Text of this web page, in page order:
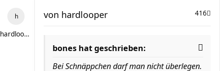
hardlooper
416
von hardlooper
bones hat geschrieben:
Bei Schnäppchen darf man nicht überlegen.